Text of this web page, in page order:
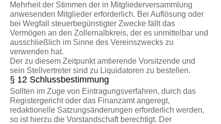
Mehrheit der Stimmen der in Mitgliederversammlung
anwesenden Mitglieder erforderlich. Bei Auflösung oder
bei Wegfall steuerbegünstigter Zwecke fällt das
Vermögen an den Zollernalbkreis, der es unmittelbar und
ausschließlich im Sinne des Vereinszwecks zu
verwenden hat.
Der zu diesem Zeitpunkt amtierende Vorsitzende und
sein Stellvertreter sind zu Liquidatoren zu bestellen.
§ 12 Schlussbestimmung
Sollten im Zuge von Eintragungsverfahren, durch das
Registergericht oder das Finanzamt angeregt,
redaktionelle Satzungsänderungen erforderlich werden,
so ist hierzu die Vorstandschaft berechtigt. Der